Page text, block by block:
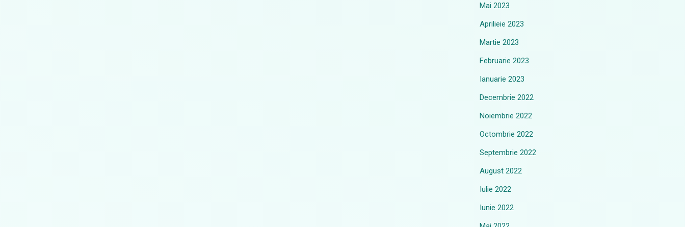
Mai 2023
Aprilieie 2023
Martie 2023
Februarie 2023
Ianuarie 2023
Decembrie 2022
Noiembrie 2022
Octombrie 2022
Septembrie 2022
August 2022
Iulie 2022
Iunie 2022